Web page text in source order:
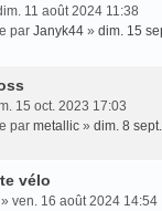
11 août 2024 11:38
par Janyk44 » dim. 15
15 oct. 2023 17:03
par metallic » dim. 8
vélo
» ven. 16 août 2024 14:54